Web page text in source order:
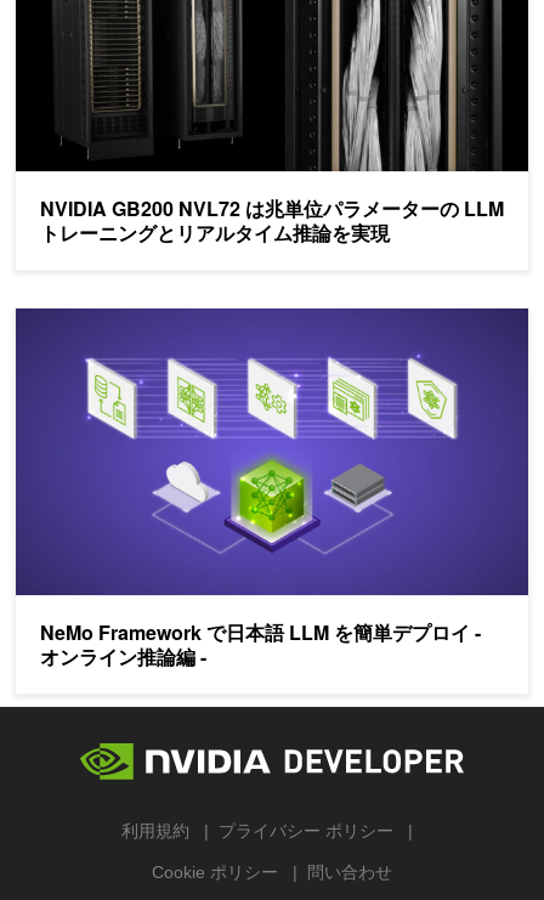
NVIDIA GB200 NVL72 は兆単位パラメーターの LLM
トレーニングとリアルタイム推論を実現
NeMo Framework で日本語 LLM を簡単デプロイ -
オンライン推論編 -
NeMo Framework で日本語 LLM を簡単デプロイ - オンライン推
利用規約 プライバシー ポリシー
Cookie ポリシー 問い合わせ